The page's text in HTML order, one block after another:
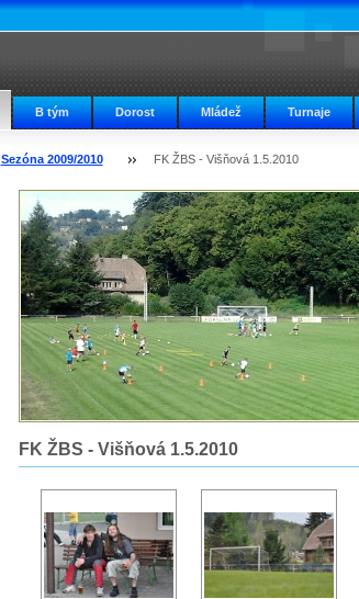
B tým Dorost Mládež Turnaje
Sezóna 2009/2010 FK ŽBS - Višňová 1.5.2010
FK ŽBS - Višňová 1.5.2010